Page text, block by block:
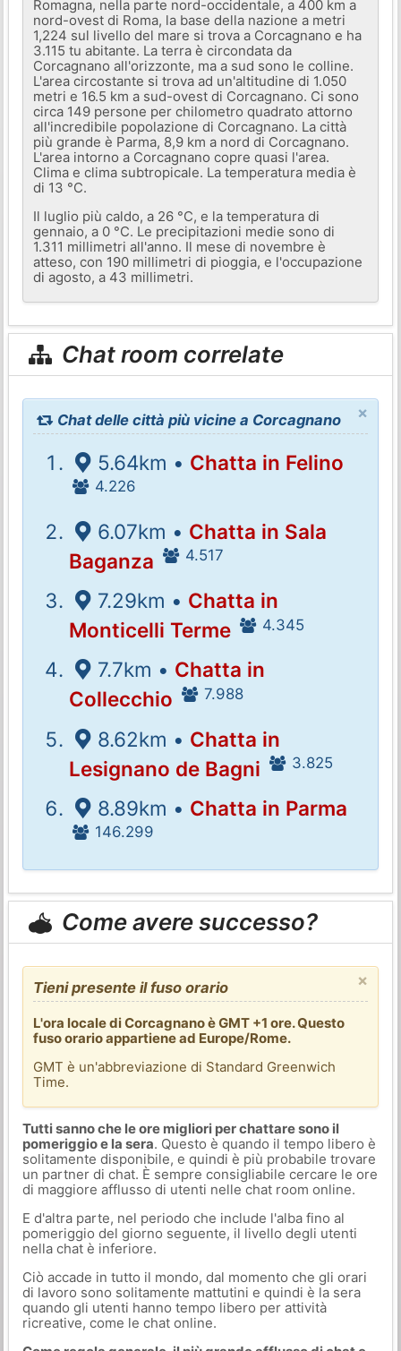
Romagna, nella parte nord-occidentale, a 400 km a
nord-ovest di Roma, la base della nazione a metri
1,224 sul livello del mare si trova a Corcagnano e ha
3.115 tu abitante. La terra è circondata da
Corcagnano all'orizzonte, ma a sud sono le colline.
L'area circostante si trova ad un'altitudine di 1.050
metri e 16.5 km a sud-ovest di Corcagnano. Ci sono
circa 149 persone per chilometro quadrato attorno
all'incredibile popolazione di Corcagnano. La città
più grande è Parma, 8,9 km a nord di Corcagnano.
L'area intorno a Corcagnano copre quasi l'area.
Clima e clima subtropicale. La temperatura media è
di 13 °C.
Il luglio più caldo, a 26 °C, e la temperatura di
gennaio, a 0 °C. Le precipitazioni medie sono di
1.311 millimetri all'anno. Il mese di novembre è
atteso, con 190 millimetri di pioggia, e l'occupazione
di agosto, a 43 millimetri.
Chat room correlate
×
Chat delle città più vicine a Corcagnano
5.64km • Chatta in Felino
4.226
6.07km • Chatta in Sala
Baganza
4.517
7.29km • Chatta in
Monticelli Terme
4.345
7.7km • Chatta in
Collecchio
7.988
8.62km • Chatta in
Lesignano de Bagni
3.825
8.89km • Chatta in Parma
146.299
Come avere successo?
×
Tieni presente il fuso orario
L'ora locale di Corcagnano è GMT +1 ore. Questo
fuso orario appartiene ad Europe/Rome.
GMT è un'abbreviazione di Standard Greenwich
Time.
Tutti sanno che le ore migliori per chattare sono il
pomeriggio e la sera. Questo è quando il tempo libero è
solitamente disponibile, e quindi è più probabile trovare
un partner di chat. È sempre consigliabile cercare le ore
di maggiore afflusso di utenti nelle chat room online.
E d'altra parte, nel periodo che include l'alba fino al
pomeriggio del giorno seguente, il livello degli utenti
nella chat è inferiore.
Ciò accade in tutto il mondo, dal momento che gli orari
di lavoro sono solitamente mattutini e quindi è la sera
quando gli utenti hanno tempo libero per attività
ricreative, come le chat online.